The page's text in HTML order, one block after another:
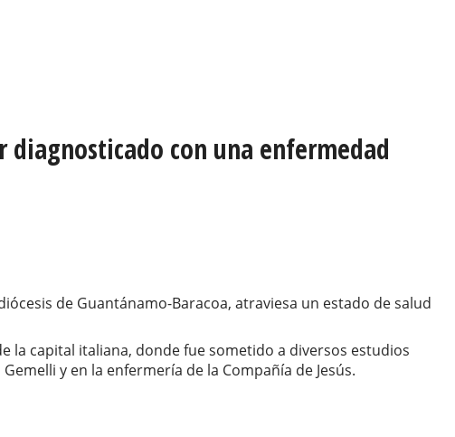
diagnosticado con una enfermedad
de Guantánamo-Baracoa, atraviesa un estado de salud
la capital italiana, donde fue sometido a diversos estudios
y en la enfermería de la Compañía de Jesús.